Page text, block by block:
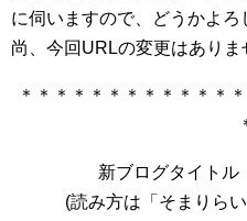
に伺いますので、どうかよ
尚、今回URLの変更はありま
＊＊＊＊＊＊＊＊＊＊＊＊
新ブログタイトル
(読み方は「そまりら